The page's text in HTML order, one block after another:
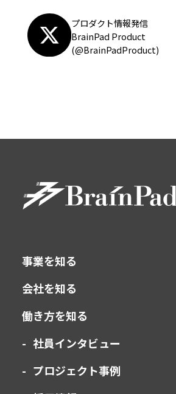
プロダクト情報発信
BrainPad Product
(@BrainPadProduct)
事業を知る
会社を知る
働き方を知る
社員インタビュー
プロジェクト事例